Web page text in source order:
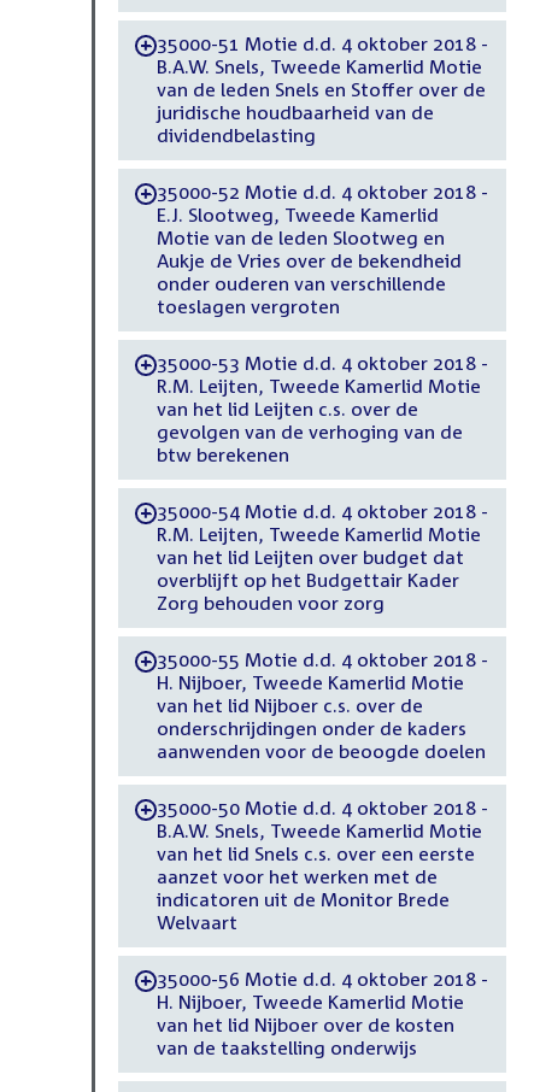
-35000-51 Motie d.d. 4 oktober 2018 -
B.A.W. Snels, Tweede Kamerlid Motie
van de leden Snels en Stoffer over de
juridische houdbaarheid van de
dividendbelasting
-35000-52 Motie d.d. 4 oktober 2018 -
E.J. Slootweg, Tweede Kamerlid
Motie van de leden Slootweg en
Aukje de Vries over de bekendheid
onder ouderen van verschillende
toeslagen vergroten
-35000-53 Motie d.d. 4 oktober 2018 -
R.M. Leijten, Tweede Kamerlid Motie
van het lid Leijten c.s. over de
gevolgen van de verhoging van de
btw berekenen
-35000-54 Motie d.d. 4 oktober 2018 -
R.M. Leijten, Tweede Kamerlid Motie
van het lid Leijten over budget dat
overblijft op het Budgettair Kader
Zorg behouden voor zorg
-35000-55 Motie d.d. 4 oktober 2018 -
H. Nijboer, Tweede Kamerlid Motie
van het lid Nijboer c.s. over de
onderschrijdingen onder de kaders
aanwenden voor de beoogde doelen
-35000-50 Motie d.d. 4 oktober 2018 -
B.A.W. Snels, Tweede Kamerlid Motie
van het lid Snels c.s. over een eerste
aanzet voor het werken met de
indicatoren uit de Monitor Brede
Welvaart
-35000-56 Motie d.d. 4 oktober 2018 -
H. Nijboer, Tweede Kamerlid Motie
van het lid Nijboer over de kosten
van de taakstelling onderwijs